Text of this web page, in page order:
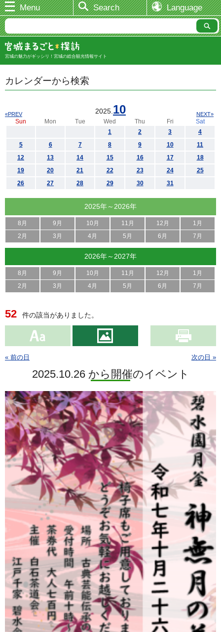
Menu Search Language
宮城の魅力がギッシリ！宮城の総合観光情報サイト
カレンダーから検索
2025. 10
«PREV NEXT»
Sun Mon Tue Wed Thu Fri
Sat
1
2 3
4
5
6 7 8 9 10
11
12
13 14 15 16 17
18
19
20 21 22 23 24
25
26
27 28 29 30 31
2025年～2026年
8月 9月 10月 11月 12月
1月
2月
3月 4月 5月 6月 7月
2026年～2027年
8月 9月 10月 11月 12月
1月
2月
3月 4月 5月 6月 7月
52 件の該当がありました。
« 前の日 次の日 »
2025.10.26 から開催のイベント